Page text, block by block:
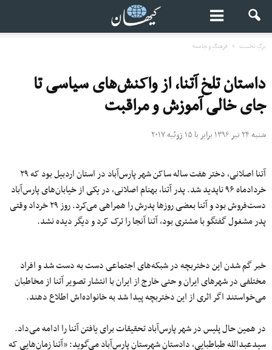
برگ نخست فرهنگ و جامعه
داستان تلخ آتنا، از واکنش‌های سیاسی تا
جای خالی آموزش و مراقبت
شنبه ۲۴ تیر ۱۳۹۶ برابر با ۱۵ ژوئیه ۲۰۱۷
آتنا اصلانی، دختر هفت ساله ساکن شهر پارس‌آباد در استان اردبیل بود که ۲۹
خردادماه ۹۶ ناپدید شد. پدر آتنا، بهنام اصلانی، در یکی از خیابان‌های پارس‌آباد
دست‌فروش بود و آتنا بعضی روز‌ها پدرش را همراهی می‌کرد. روز ۲۹ خرداد وقتی
پدر مشغول گفتگو با مشتری بود، آتنا آنجا را ترک کرد و دیگر دیده نشد.
خبر گم شدن این دختربچه در شبکه‌های اجتماعی دست به دست شد و افراد
مختلفی در شهرهای ایران و حتی خارج از ایران با انتشار تصویر آتنا از مخاطبان
می‌خواستند اگر اثری از این دختربچه پیدا شد به خانواده‌اش اطلاع دهند.
در همین حال پلیس در شهر پارس‌آباد تحقیقات برای یافتن آتنا را ادامه می‌داد.
سیدعبدالله طباطبایی، دادستان شهرستان پارس‌آباد می‌گوید: «آتنا زمان‌هایی که